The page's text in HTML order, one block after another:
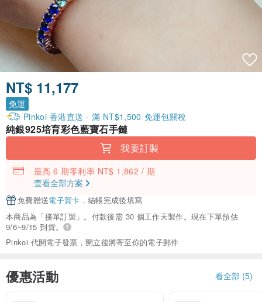
NT$ 11,177
免運
Pinkoi 香港直送 - 滿 NT$1,500 免運包關稅
純銀925培育彩色藍寶石手鏈
我要訂製
最高 6 期零利率 NT$ 1,862 / 期
查看全部方案
免費贈送電子賀卡 ，結帳完成後填寫
本商品為「接單訂製」。付款後需 30 個工作天製作。現在下單預估
9/6~9/15 到貨。
Pinkoi 代開電子發票，開立後將寄至你的電子郵件
優惠活動 看全部 (5)